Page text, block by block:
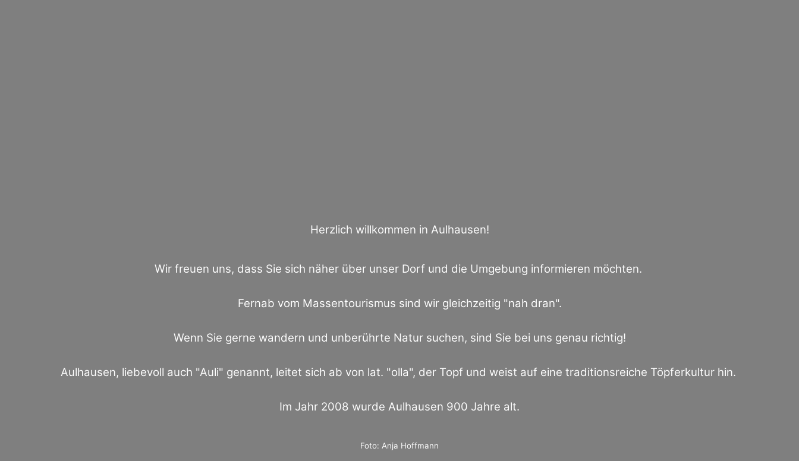
Herzlich willkommen in Aulhausen!
Wir freuen uns, dass Sie sich näher über unser Dorf und die Umgebung informieren möchten.
Fernab vom Massentourismus sind wir gleichzeitig "nah dran".
Wenn Sie gerne wandern und unberührte Natur suchen, sind Sie bei uns genau richtig!
Aulhausen, liebevoll auch "Auli" genannt, leitet sich ab von lat. "olla", der Topf und weist auf eine traditionsreiche Töpferkultur hin.
Im Jahr 2008 wurde Aulhausen 900 Jahre alt.
Foto: Anja Hoffmann